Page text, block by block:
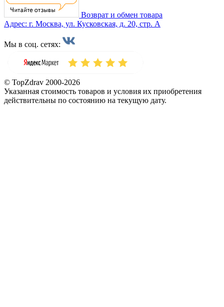
Возврат и обмен товара
Адрес: г. Москва, ул. Кусковская, д. 20, стр. А
Мы в соц. сетях:
© TopZdrav 2000-2026
Указанная стоимость товаров и условия их приобретения
действительны по состоянию на текущую дату.